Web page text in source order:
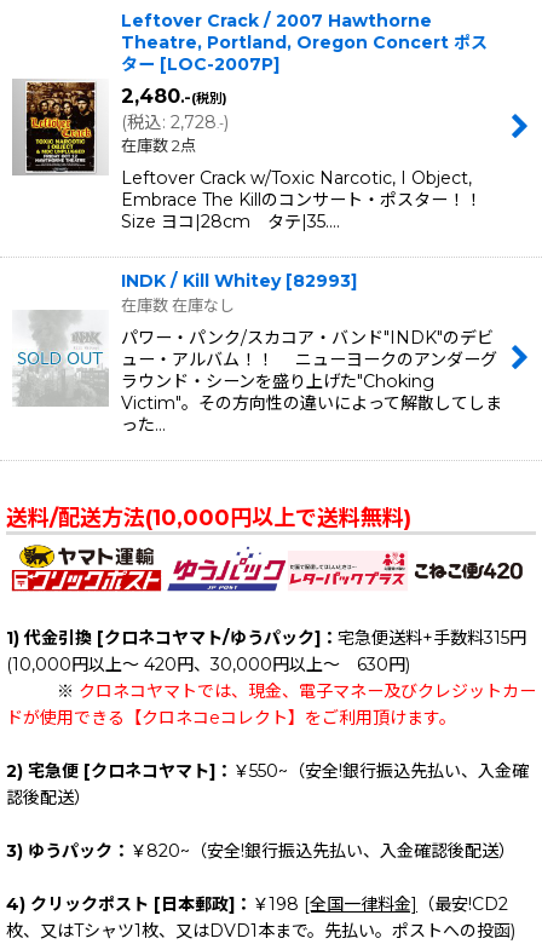
Leftover Crack / 2007 Hawthorne
Theatre, Portland, Oregon Concert ポス
ター [LOC-2007P]
2,480.-(税別)
(税込: 2,728.-)
在庫数 2点
Leftover Crack w/Toxic Narcotic, I Object,
Embrace The Killのコンサート・ポスター！！
Size ヨコ|28cm タテ|35.…
INDK / Kill Whitey [82993]
在庫数 在庫なし
パワー・パンク/スカコア・バンド"INDK"のデビ
ュー・アルバム！！ ニューヨークのアンダーグ
ラウンド・シーンを盛り上げた"Choking
Victim"。その方向性の違いによって解散してしま
った…
送料/配送方法(10,000円以上で送料無料)
1) 代金引換 [クロネコヤマト/ゆうパック]： 宅急便送料+手数料315円
(10,000円以上～ 420円、30,000円以上～ 630円)
※ クロネコヤマトでは、現金、電子マネー及びクレジットカー
ドが使用できる【クロネコeコレクト】をご利用頂けます。
2) 宅急便 [クロネコヤマト]： ￥550~（安全!銀行振込先払い、入金確
認後配送）
3) ゆうパック： ￥820~（安全!銀行振込先払い、入金確認後配送）
4) クリックポスト [日本郵政]： ￥198 [全国一律料金]
（最安!CD2
枚、又はTシャツ1枚、又はDVD1本まで。先払い。ポストへの投函)